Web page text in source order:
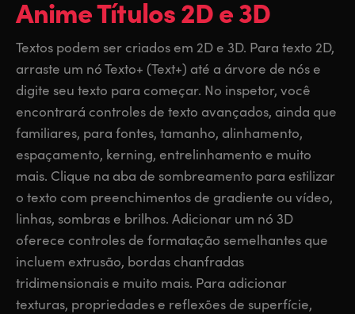
Anime Títulos 2D e 3D
Textos podem ser criados em 2D e 3D. Para texto 2D,
arraste um nó Texto+ (Text+) até a árvore de nós e
digite seu texto para começar. No inspetor, você
encontrará controles de texto avançados, ainda que
familiares, para fontes, tamanho, alinhamento,
espaçamento, kerning, entrelinhamento e muito
mais. Clique na aba de sombreamento para estilizar
o texto com preenchimentos de gradiente ou vídeo,
linhas, sombras e brilhos. Adicionar um nó 3D
oferece controles de formatação semelhantes que
incluem extrusão, bordas chanfradas
tridimensionais e muito mais. Para adicionar
texturas, propriedades e reflexões de superfície,